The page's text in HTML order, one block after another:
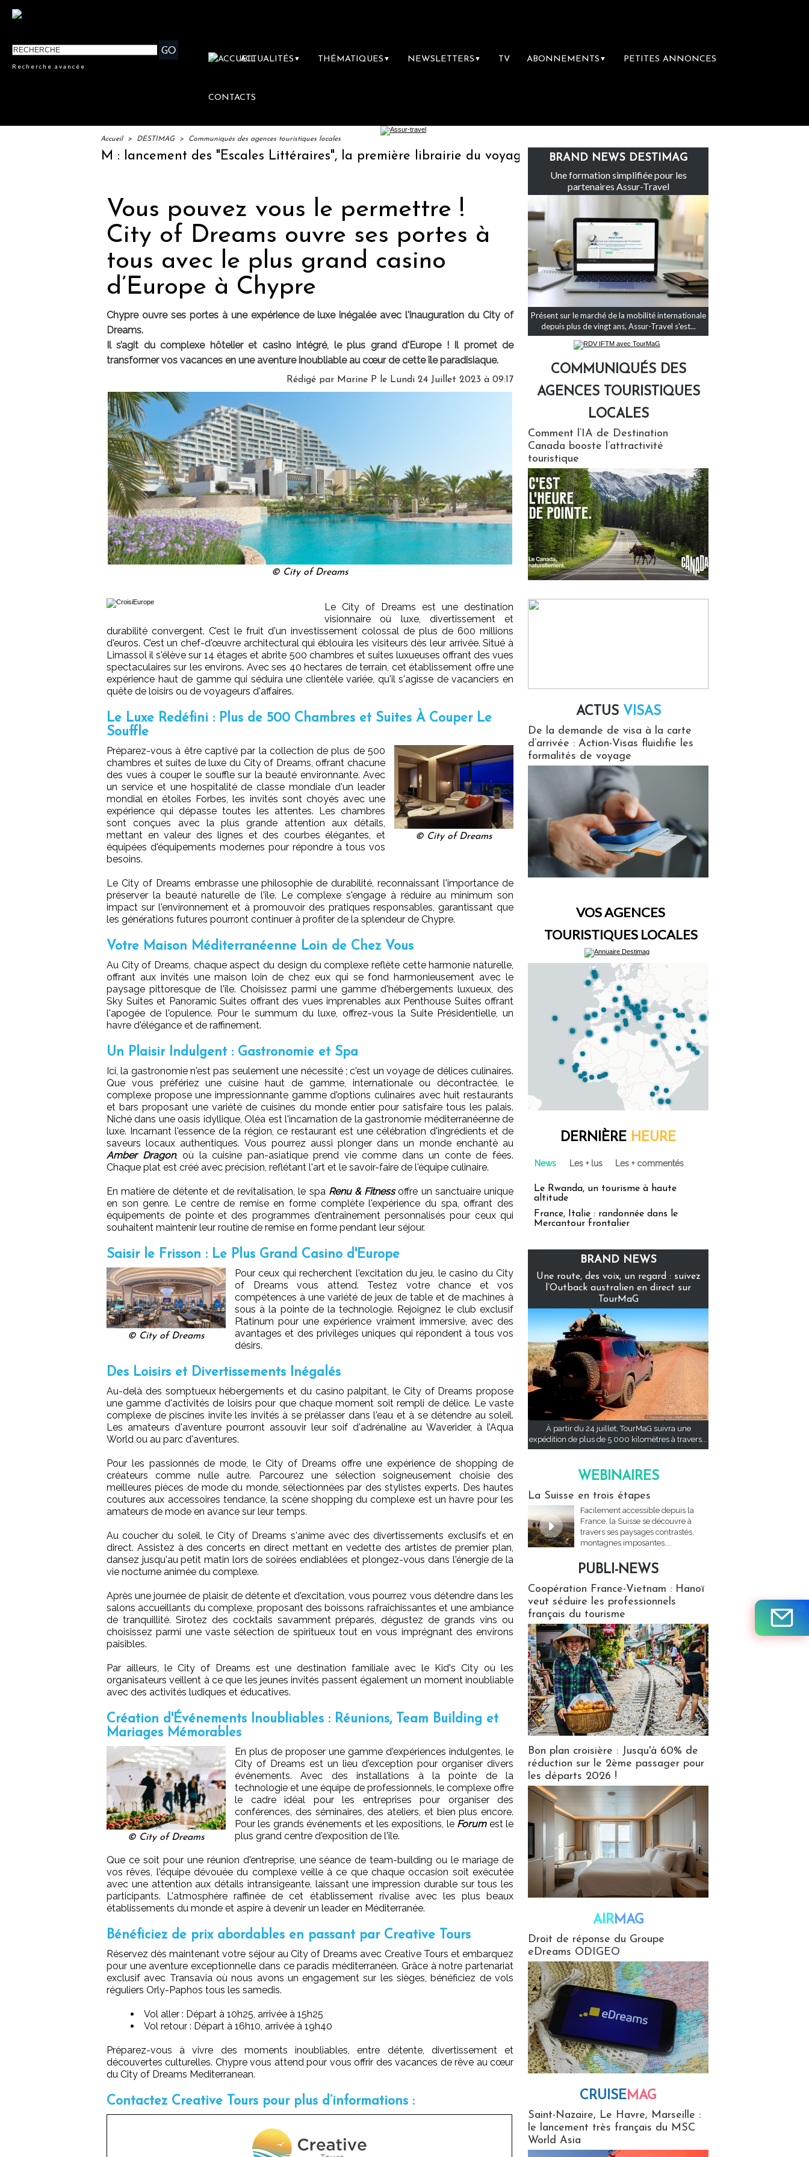
Recherche avancée
ACTUALITÉS ▼ THÉMATIQUES ▼ NEWSLETTERS ▼ TV ABONNEMENTS ▼ PETITES ANNONCES
CONTACTS
Accueil > DESTIMAG > Communiqués des agences touristiques locales
IFTM : lancement des "Escales Littéraires", la première librairie du voyage Le groupe Sainte-Claire rachète Eden Tour
Vous pouvez vous le permettre !
City of Dreams ouvre ses portes à
tous avec le plus grand casino
d’Europe à Chypre
Chypre ouvre ses portes à une expérience de luxe inégalée avec l'inauguration du City of
Dreams.
Il s’agit du complexe hôtelier et casino intégré, le plus grand d'Europe ! Il promet de
transformer vos vacances en une aventure inoubliable au cœur de cette île paradisiaque.
Rédigé par Marine P le Lundi 24 Juillet 2023 à 09:17
© City of Dreams
Le City of Dreams est une destination
visionnaire où luxe, divertissement et
durabilité convergent. C’est le fruit d'un investissement colossal de plus de 600 millions
d'euros. C’est un chef-d'œuvre architectural qui éblouira les visiteurs dès leur arrivée. Situé à
Limassol il s'élève sur 14 étages et abrite 500 chambres et suites luxueuses offrant des vues
spectaculaires sur les environs. Avec ses 40 hectares de terrain, cet établissement offre une
expérience haut de gamme qui séduira une clientèle variée, qu'il s'agisse de vacanciers en
quête de loisirs ou de voyageurs d'affaires.
Le Luxe Redéfini : Plus de 500 Chambres et Suites À Couper Le
Souffle
© City of Dreams
Préparez-vous à être captivé par la collection de plus de 500
chambres et suites de luxe du City of Dreams, offrant chacune
des vues à couper le souffle sur la beauté environnante. Avec
un service et une hospitalité de classe mondiale d'un leader
mondial en étoiles Forbes, les invités sont choyés avec une
expérience qui dépasse toutes les attentes. Les chambres
sont conçues avec la plus grande attention aux détails,
mettant en valeur des lignes et des courbes élégantes, et
équipées d'équipements modernes pour répondre à tous vos
besoins.
Le City of Dreams embrasse une philosophie de durabilité, reconnaissant l'importance de
préserver la beauté naturelle de l'île. Le complexe s'engage à réduire au minimum son
impact sur l'environnement et à promouvoir des pratiques responsables, garantissant que
les générations futures pourront continuer à profiter de la splendeur de Chypre.
Votre Maison Méditerranéenne Loin de Chez Vous
Au City of Dreams, chaque aspect du design du complexe reflète cette harmonie naturelle,
offrant aux invités une maison loin de chez eux qui se fond harmonieusement avec le
paysage pittoresque de l'île. Choisissez parmi une gamme d'hébergements luxueux, des
Sky Suites et Panoramic Suites offrant des vues imprenables aux Penthouse Suites offrant
l'apogée de l'opulence. Pour le summum du luxe, offrez-vous la Suite Présidentielle, un
havre d'élégance et de raffinement.
Un Plaisir Indulgent : Gastronomie et Spa
Ici, la gastronomie n'est pas seulement une nécessité ; c'est un voyage de délices culinaires.
Que vous préfériez une cuisine haut de gamme, internationale ou décontractée, le
complexe propose une impressionnante gamme d'options culinaires avec huit restaurants
et bars proposant une variété de cuisines du monde entier pour satisfaire tous les palais.
Niché dans une oasis idyllique, Oléa est l'incarnation de la gastronomie méditerranéenne de
luxe. Incarnant l'essence de la région, ce restaurant est une célébration d'ingrédients et de
saveurs locaux authentiques. Vous pourrez aussi plonger dans un monde enchanté au
Amber Dragon, où la cuisine pan-asiatique prend vie comme dans un conte de fées.
Chaque plat est créé avec précision, reflétant l'art et le savoir-faire de l'équipe culinaire.
En matière de détente et de revitalisation, le spa Renu & Fitnessoffre un sanctuaire unique
en son genre. Le centre de remise en forme complète l'expérience du spa, offrant des
équipements de pointe et des programmes d'entraînement personnalisés pour ceux qui
souhaitent maintenir leur routine de remise en forme pendant leur séjour.
Saisir le Frisson : Le Plus Grand Casino d'Europe
© City of Dreams
Pour ceux qui recherchent l'excitation du jeu, le casino du City
of Dreams vous attend. Testez votre chance et vos
compétences à une variété de jeux de table et de machines à
sous à la pointe de la technologie. Rejoignez le club exclusif
Platinum pour une expérience vraiment immersive, avec des
avantages et des privilèges uniques qui répondent à tous vos
désirs.
Des Loisirs et Divertissements Inégalés
Au-delà des somptueux hébergements et du casino palpitant, le City of Dreams propose
une gamme d'activités de loisirs pour que chaque moment soit rempli de délice. Le vaste
complexe de piscines invite les invités à se prélasser dans l'eau et à se détendre au soleil.
Les amateurs d'aventure pourront assouvir leur soif d'adrénaline au Waverider, à l’Aqua
World ou au parc d'aventures.
Pour les passionnés de mode, le City of Dreams offre une expérience de shopping de
créateurs comme nulle autre. Parcourez une sélection soigneusement choisie des
meilleures pièces de mode du monde, sélectionnées par des stylistes experts. Des hautes
coutures aux accessoires tendance, la scène shopping du complexe est un havre pour les
amateurs de mode en avance sur leur temps.
Au coucher du soleil, le City of Dreams s'anime avec des divertissements exclusifs et en
direct. Assistez à des concerts en direct mettant en vedette des artistes de premier plan,
dansez jusqu'au petit matin lors de soirées endiablées et plongez-vous dans l'énergie de la
vie nocturne animée du complexe.
Après une journée de plaisir, de détente et d'excitation, vous pourrez vous détendre dans les
salons accueillants du complexe, proposant des boissons rafraîchissantes et une ambiance
de tranquillité. Sirotez des cocktails savamment préparés, dégustez de grands vins ou
choisissez parmi une vaste sélection de spiritueux tout en vous imprégnant des environs
paisibles.
Par ailleurs, le City of Dreams est une destination familiale avec le Kid's City où les
organisateurs veillent à ce que les jeunes invités passent également un moment inoubliable
avec des activités ludiques et éducatives.
Création d'Événements Inoubliables : Réunions, Team Building et
Mariages Mémorables
© City of Dreams
En plus de proposer une gamme d'expériences indulgentes, le
City of Dreams est un lieu d'exception pour organiser divers
événements. Avec des installations à la pointe de la
technologie et une équipe de professionnels, le complexe offre
le cadre idéal pour les entreprises pour organiser des
conférences, des séminaires, des ateliers, et bien plus encore.
Pour les grands événements et les expositions, le Forumest le
plus grand centre d'exposition de l'île.
Que ce soit pour une réunion d'entreprise, une séance de team-building ou le mariage de
vos rêves, l'équipe dévouée du complexe veille à ce que chaque occasion soit exécutée
avec une attention aux détails intransigeante, laissant une impression durable sur tous les
participants. L'atmosphère raffinée de cet établissement rivalise avec les plus beaux
établissements du monde et aspire à devenir un leader en Méditerranée.
Bénéficiez de prix abordables en passant par Creative Tours
Réservez dès maintenant votre séjour au City of Dreams avec Creative Tours et embarquez
pour une aventure exceptionnelle dans ce paradis méditerranéen. Grâce à notre partenariat
exclusif avec Transavia où nous avons un engagement sur les sièges, bénéficiez de vols
réguliers Orly-Paphos tous les samedis.
Vol aller : Départ à 10h25, arrivée à 15h25
Vol retour : Départ à 16h10, arrivée à 19h40
Préparez-vous à vivre des moments inoubliables, entre détente, divertissement et
découvertes culturelles. Chypre vous attend pour vous offrir des vacances de rêve au cœur
du City of Dreams Mediterranean.
Contactez Creative Tours pour plus d’informations :
BRAND NEWS DESTIMAG
Une formation simplifiée pour les
partenaires Assur-Travel
Présent sur le marché de la mobilité internationale
depuis plus de vingt ans, Assur-Travel s'est...
COMMUNIQUÉS DES
AGENCES TOURISTIQUES
LOCALES
Comment l’IA de Destination
Canada booste l’attractivité
touristique
ACTUS VISAS
De la demande de visa à la carte
d’arrivée : Action-Visas fluidifie les
formalités de voyage
VOS AGENCES
TOURISTIQUES LOCALES
DERNIÈRE HEURE
News Les + lus Les + commentés
Le Rwanda, un tourisme à haute
altitude
France, Italie : randonnée dans le
Mercantour frontalier
BRAND NEWS
Une route, des voix, un regard : suivez
l’Outback australien en direct sur
TourMaG
À partir du 24 juillet, TourMaG suivra une
expédition de plus de 5 000 kilomètres à travers...
WEBINAIRES
La Suisse en trois étapes
Facilement accessible depuis la
France, la Suisse se découvre à
travers ses paysages contrastés,
montagnes imposantes,...
PUBLI-NEWS
Coopération France-Vietnam : Hanoï
veut séduire les professionnels
français du tourisme
Bon plan croisière : Jusqu'à 60% de
réduction sur le 2ème passager pour
les départs 2026 !
AIRMAG
Droit de réponse du Groupe
eDreams ODIGEO
CRUISEMAG
Saint-Nazaire, Le Havre, Marseille :
le lancement très français du MSC
World Asia